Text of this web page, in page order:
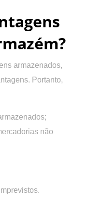
armazenados,
Portanto,
não